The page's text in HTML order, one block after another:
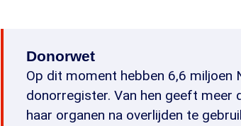
Donorwet
Op dit moment hebben 6,6 miljoen
donorregister. Van hen geeft
haar organen na overlijden te